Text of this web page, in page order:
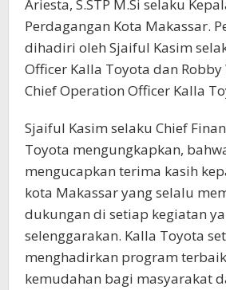
Ariesta, S.STP M.Si selaku
Perdagangan Kota Makassar.
dihadiri oleh Sjaiful Kasim
Officer Kalla Toyota dan
Chief Operation Officer Kalla
Sjaiful Kasim selaku Chief
Toyota mengungkapkan,
mengucapkan terima kasih
kota Makassar yang selalu
dukungan di setiap kegiatan
selenggarakan. Kalla Toyota
menghadirkan program
kemudahan bagi masyarakat